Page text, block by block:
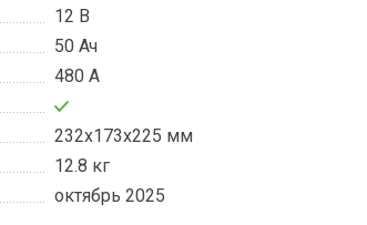
12 В
50 Ач
480 А
232х173х225 мм
12.8 кг
октябрь 2025